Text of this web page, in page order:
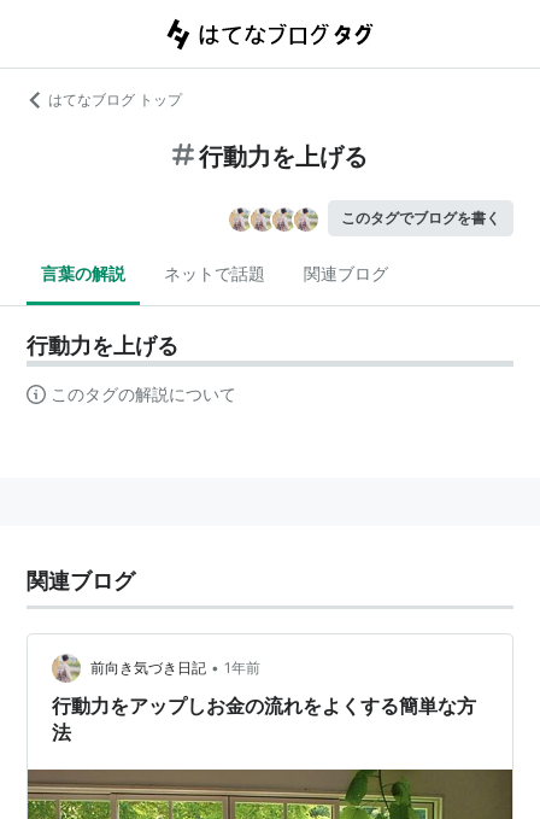
はてなブログ トップ
行動力を上げる
このタグでブログを書く
言葉の解説 ネットで話題 関連ブログ
行動力を上げる
このタグの解説について
関連ブログ
前向き気づき日記 • 1年前
行動力をアップしお金の流れをよくする簡単な方
法